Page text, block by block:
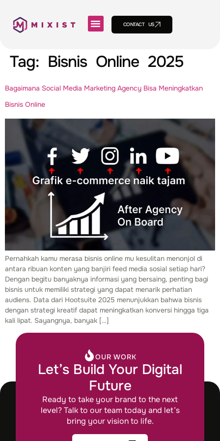
CONTACT US
Tag: Bisnis Online 2025
Bagaimana Social Media Marketing Agency Bisa Meningkatkan
Bisnis Online
Pernahkah kamu merasa bisnis online mu kesulitan menonjol di
antara ribuan konten yang banjiri feed media sosial setiap hari?
Dengan begitu banyaknya informasi yang bersaing, penting bagi
bisnis untuk memiliki strategi yang dapat menarik perhatian
audiens. Data dari Hootsuite 2025 menunjukkan bahwa bisnis
dengan strategi kreatif dapat meningkatkan konversi hingga tiga
kali lipat. Sayangnya, banyak […]
OUR WORK
Let’s Build Your Digital
Future
Ready to take your brand to the next
level? Talk to our team today and let’s
bring your vision to life.